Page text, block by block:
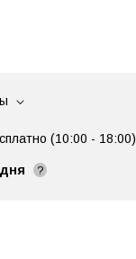
(10:00 - 18:00)
?